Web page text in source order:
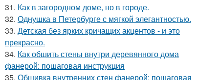
31. Как в загородном доме, но в городе.
32. Однушка в Петербурге с мягкой элегантностью.
33. Детская без ярких кричащих акцентов - и это
прекрасно.
34. Как обшить стены внутри деревянного дома
фанерой: пошаговая инструкция
35. Обшивка внутренних стен фанерой: пошаговая